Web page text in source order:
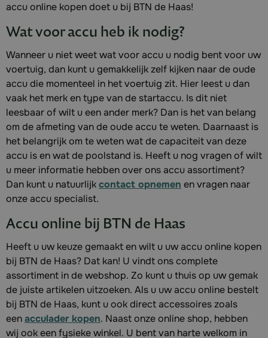
accu online kopen doet u bij BTN de Haas!
Wat voor accu heb ik nodig?
Wanneer u niet weet wat voor accu u nodig bent voor uw
voertuig, dan kunt u gemakkelijk zelf kijken naar de oude
accu die momenteel in het voertuig zit. Hier leest u dan
vaak het merk en type van de startaccu. Is dit niet
leesbaar of wilt u een ander merk? Dan is het van belang
om de afmeting van de oude accu te weten. Daarnaast is
het belangrijk om te weten wat de capaciteit van deze
accu is en wat de poolstand is. Heeft u nog vragen of wilt
u meer informatie hebben over ons accu assortiment?
Dan kunt u natuurlijkcontact opnemen en vragen naar
onze accu specialist.
Accu online bij BTN de Haas
Heeft u uw keuze gemaakt en wilt u uw accu online kopen
bij BTN de Haas? Dat kan! U vindt ons complete
assortiment in de webshop. Zo kunt u thuis op uw gemak
de juiste artikelen uitzoeken. Als u uw accu online bestelt
bij BTN de Haas, kunt u ook direct accessoires zoals
eenacculader kopen. Naast onze online shop, hebben
wij ook een fysieke winkel. U bent van harte welkom in